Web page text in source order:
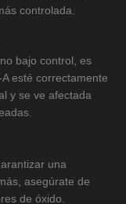
controlada.
bajo control, es
esté correctamente
y se ve afectada
una
asegúrate de
de óxido.